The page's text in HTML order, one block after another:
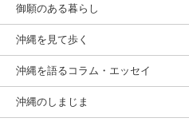
御願のある暮らし
沖縄を見て歩く
沖縄を語るコラム・エッセイ
沖縄のしまじま